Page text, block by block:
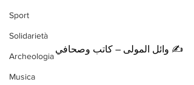
Sport
Solidarietà
Archeologia
Musica
✍️ وائل المولى – كاتب وصحافي